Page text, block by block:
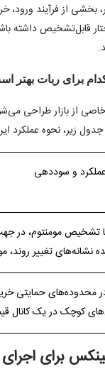
بخشی از فرآیند
قابل‌تشخیص داشته
کدام برای ربات بهتر
خاصی از بازار طراحی
نحوه عملکرد این
و سوددهی
تشخیص مومنتوم، در
نشانه‌های تغییر
محدوده‌های حمایتی
کوچک در یک کانال
برای